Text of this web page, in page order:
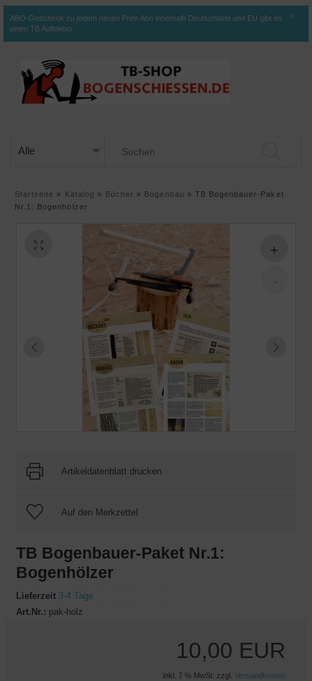
ABO-Geschenk zu jedem neuen Print-Abo innerhalb Deutschland und EU gibt es
einen TB Aufkleber
×
Startseite » Katalog » Bücher » Bogenbau » TB Bogenbauer-Paket
Nr.1: Bogenhölzer
Artikeldatenblatt drucken
TB Bogenbauer-Paket Nr.1:
Bogenhölzer
Lieferzeit 3-4 Tage
Art.Nr.: pak-holz
10,00 EUR
inkl. 7 % MwSt. zzgl. Versandkosten